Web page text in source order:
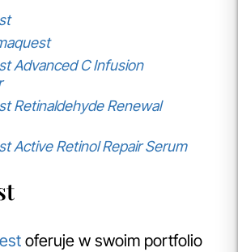
Advanced C Infusion
Retinaldehyde Renewal
Active Retinol Repair Serum
oferuje w swoim portfolio